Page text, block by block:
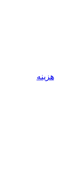
هزینه